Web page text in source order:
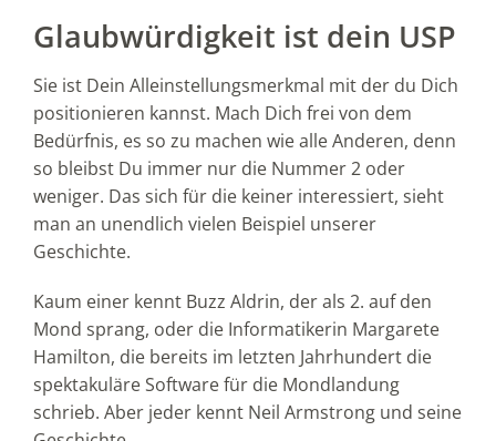
Glaubwürdigkeit ist dein USP
Sie ist Dein Alleinstellungsmerkmal mit der du Dich
positionieren kannst. Mach Dich frei von dem
Bedürfnis, es so zu machen wie alle Anderen, denn
so bleibst Du immer nur die Nummer 2 oder
weniger. Das sich für die keiner interessiert, sieht
man an unendlich vielen Beispiel unserer
Geschichte.
Kaum einer kennt Buzz Aldrin, der als 2. auf den
Mond sprang, oder die Informatikerin Margarete
Hamilton, die bereits im letzten Jahrhundert die
spektakuläre Software für die Mondlandung
schrieb. Aber jeder kennt Neil Armstrong und seine